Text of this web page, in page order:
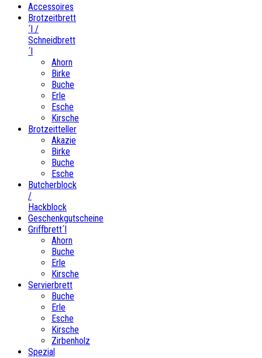
Accessoires
Brotzeitbrett
´l /
Schneidbrett
´l
Ahorn
Birke
Buche
Erle
Esche
Kirsche
Brotzeitteller
Akazie
Birke
Buche
Esche
Butcherblock
/
Hackblock
Geschenkgutscheine
Griffbrett´l
Ahorn
Buche
Erle
Kirsche
Servierbrett
Buche
Erle
Esche
Kirsche
Zirbenholz
Spezial